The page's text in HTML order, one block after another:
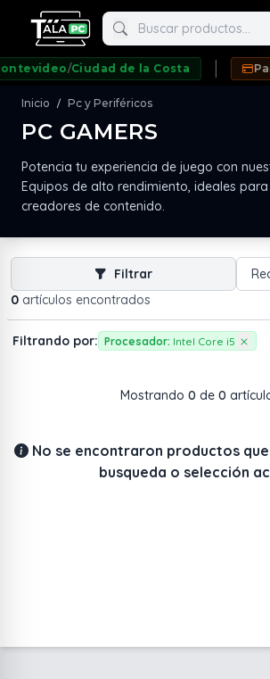
Buscar productos
/Ciudad de la Costa
Inicio / Pc y Periféricos
PC GAMERS
Potencia tu experiencia de juego con
Equipos de alto rendimiento, ideales
creadores de contenido.
0 artículos encontrados
Filtrar
Filtrando por: Procesador: Intel Core i5
Mostrando 0 de 0
No se encontraron productos
busqueda o selección